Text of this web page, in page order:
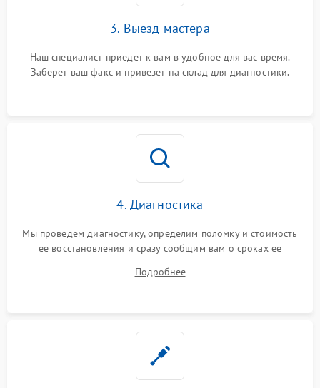
3. Выезд мастера
Наш специалист приедет к вам в удобное для вас время.
Заберет ваш факс и привезет на склад для диагностики.
4. Диагностика
Мы проведем диагностику, определим поломку и стоимость
ее восстановления и сразу сообщим вам о сроках ее
Подробнее